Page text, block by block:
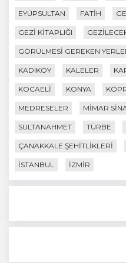
EYÜPSULTAN FATIH
GEZI KITAPLIĞI
GÖRÜLMESI GEREKEN
KADIKÖY KALELER
KOCAELI KONYA
MEDRESELER MIMAR
SULTANAHMET TÜRBE
ÇANAKKALE ŞEHITLIKLERI
İSTANBUL İZMIR